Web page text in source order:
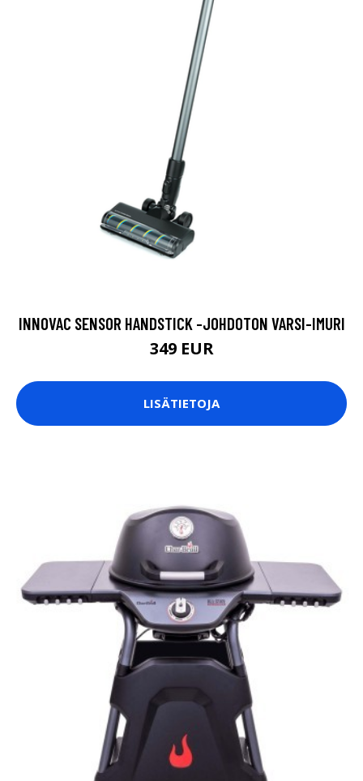
INNOVAC SENSOR HANDSTICK -JOHDOTON VARSI-IMURI
349 EUR
LISÄTIETOJA